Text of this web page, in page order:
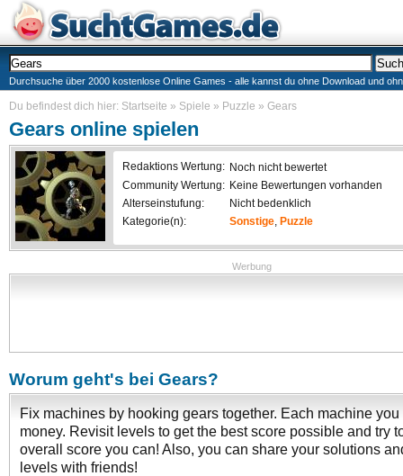
Durchsuche über 2000 kostenlose Online Games - alle kannst du ohne Download und
Du befindest dich hier: Startseite » Spiele » Puzzle » Gears
Gears online spielen
Redaktions Wertung: Noch nicht bewertet
Community Wertung: Keine Bewertungen vorhanden
Alterseinstufung:
Nicht bedenklich
Kategorie(n):
Sonstige, Puzzle
Werbung
Worum geht's bei Gears?
Fix machines by hooking gears together. Each machine
money. Revisit levels to get the best score possible and try
overall score you can! Also, you can share your solutions
levels with friends!